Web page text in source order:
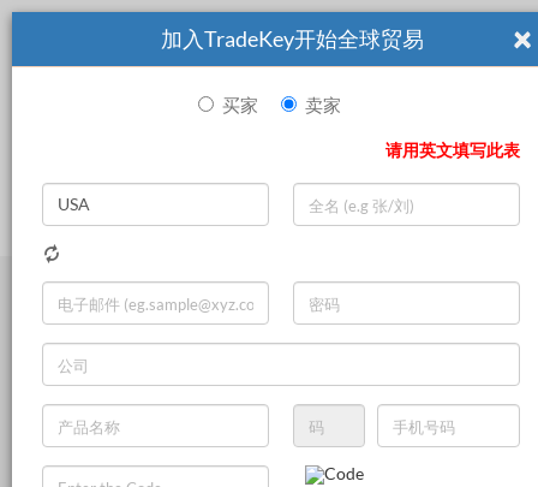
Search
Live Chat
×
加入TradeKey开始全球贸易
买家 卖家
请用英文填写此表
Trucks
Other Transportation
Boats & Ships